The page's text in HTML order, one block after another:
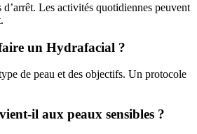
Les activités quotidiennes peuvent
un Hydrafacial ?
de peau et des objectifs. Un protocole
il aux peaux sensibles ?